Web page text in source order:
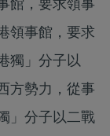
館，要求領事
領事館，要求
獨」分子以
方勢力，從事
」分子以二戰